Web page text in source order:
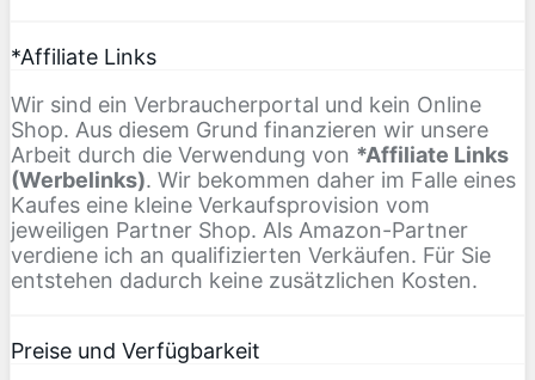
*Affiliate Links
Wir sind ein Verbraucherportal und kein Online
Shop. Aus diesem Grund finanzieren wir unsere
Arbeit durch die Verwendung von *Affiliate Links
(Werbelinks). Wir bekommen daher im Falle eines
Kaufes eine kleine Verkaufsprovision vom
jeweiligen Partner Shop. Als Amazon-Partner
verdiene ich an qualifizierten Verkäufen. Für Sie
entstehen dadurch keine zusätzlichen Kosten.
Preise und Verfügbarkeit